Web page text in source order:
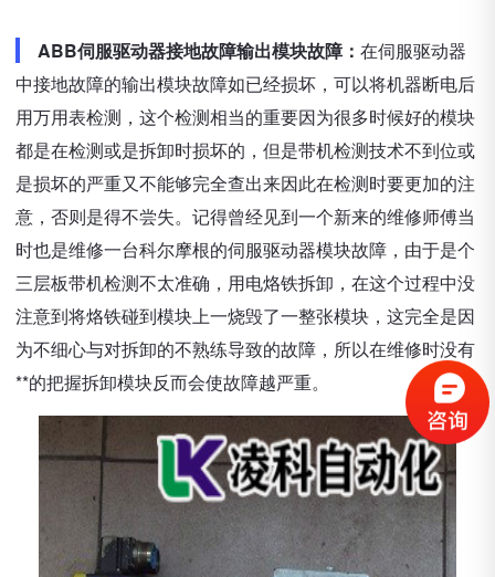
ABB伺服驱动器接地故障输出模块故障： 在伺服驱动器
中接地故障的输出模块故障如已经损坏，可以将机器断电后
用万用表检测，这个检测相当的重要因为很多时候好的模块
都是在检测或是拆卸时损坏的，但是带机检测技术不到位或
是损坏的严重又不能够完全查出来因此在检测时要更加的注
意，否则是得不尝失。记得曾经见到一个新来的维修师傅当
时也是维修一台科尔摩根的伺服驱动器模块故障，由于是个
三层板带机检测不太准确，用电烙铁拆卸，在这个过程中没
注意到将烙铁碰到模块上一烧毁了一整张模块，这完全是因
为不细心与对拆卸的不熟练导致的故障，所以在维修时没有
**的把握拆卸模块反而会使故障越严重。